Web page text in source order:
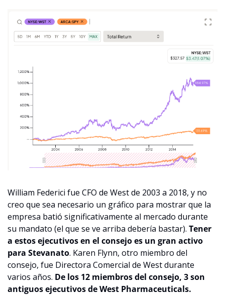
William Federici fue CFO de West de 2003 a 2018, y no
creo que sea necesario un gráfico para mostrar que la
empresa batió significativamente al mercado durante
su mandato (el que se ve arriba debería bastar). Tener
a estos ejecutivos en el consejo es un gran activo
para Stevanato. Karen Flynn, otro miembro del
consejo, fue Directora Comercial de West durante
varios años. De los 12 miembros del consejo, 3 son
antiguos ejecutivos de West Pharmaceuticals.